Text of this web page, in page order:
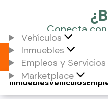
Vehículos
Inmuebles
Empleos y
Marketplace
Vehículos
Inmuebles